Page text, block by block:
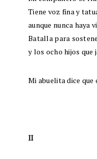
Tiene voz fina y
aunque nunca haya
Batalla para
y los ocho hijos que
Mi abuelita dice
II